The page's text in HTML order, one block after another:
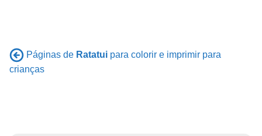
Páginas de Ratatui para colorir e imprimir para
crianças